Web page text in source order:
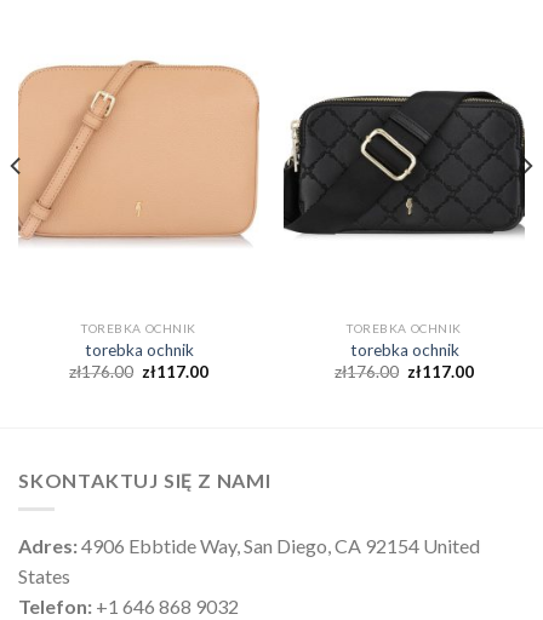
TOREBKA OCHNIK
torebka ochnik
zł176.00 zł117.00
TOREBKA OCHNIK
torebka ochnik
zł176.00 zł117.00
SKONTAKTUJ SIĘ Z NAMI
Adres:4906 Ebbtide Way, San Diego, CA 92154 United
States
Telefon: +1 646 868 9032